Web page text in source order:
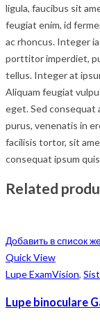
ligula, faucibus sit
feugiat enim, id
ac rhoncus. Integer
porttitor imperdiet,
tellus. Integer at
Aliquam feugiat
eget. Sed consequat
purus, venenatis in
facilisis tortor, sit
consequat ipsum
Related
Добавить в список
Quick View
Lupe ExamVision,
Lupe binoculare